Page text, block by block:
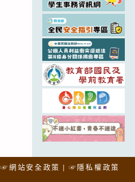
☞網站安全政策 ☞隱私權政策